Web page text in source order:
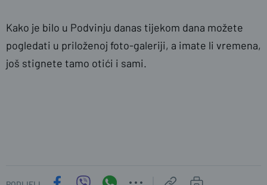
Kako je bilo u Podvinju danas tijekom dana možete
pogledati u priloženoj foto-galeriji, a imate li vremena,
još stignete tamo otići i sami.